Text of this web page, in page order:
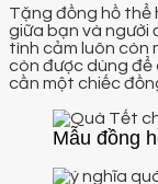
Tặng đồng hồ thể
giữa bạn và người
tình cảm luôn còn
còn được dùng để
cần một chiếc
Mẫu đồng